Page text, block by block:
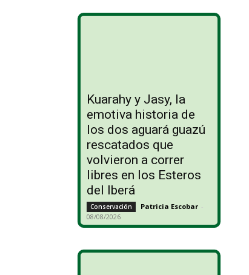
Kuarahy y Jasy, la
emotiva historia de
los dos aguará guazú
rescatados que
volvieron a correr
libres en los Esteros
del Iberá
Conservación Patricia Escobar -
08/08/2026